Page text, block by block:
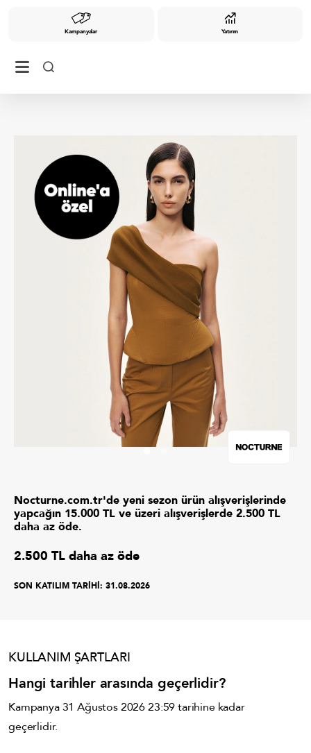
Kampanyalar Yatırım
Nocturne.com.tr'de yeni sezon ürün alışverişlerinde
yapcağın 15.000 TL ve üzeri alışverişlerde 2.500 TL
daha az öde.
2.500 TL daha az öde
SON KATILIM TARİHİ: 31.08.2026
KULLANIM ŞARTLARI
Hangi tarihler arasında geçerlidir?
Kampanya31 Ağustos 2026 23:59tarihine kadar
geçerlidir.